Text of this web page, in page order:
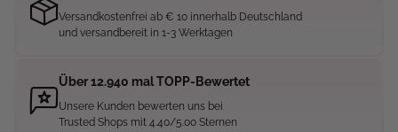
Versandkostenfrei ab € 10 innerhalb Deutschland
und versandbereit in 1-3 Werktagen
Über 12.940 mal TOPP-Bewertet
Unsere Kunden bewerten uns bei
Trusted Shops mit 4.40/5.00 Sternen